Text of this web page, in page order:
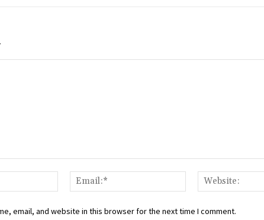
Name:*
Email:*
email, and website in this browser for the next time I comment.